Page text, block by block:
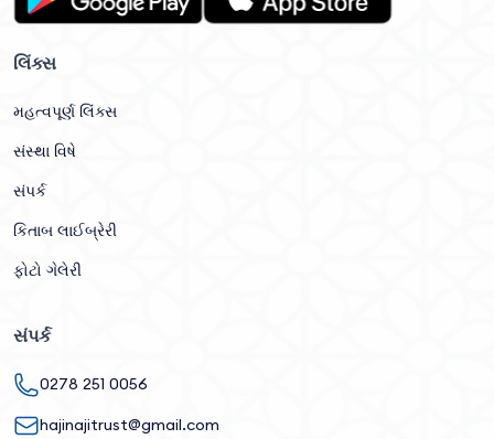
લિંક્સ
મહત્વપૂર્ણ લિંક્સ
સંસ્થા વિષે
સંપર્ક
કિતાબ લાઈબ્રેરી
ફોટો ગેલેરી
સંપર્ક
0278 251 0056
hajinajitrust@gmail.com